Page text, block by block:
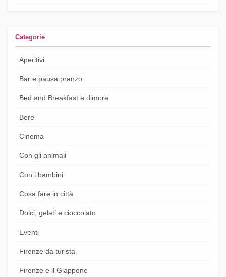
Categorie
Aperitivi
Bar e pausa pranzo
Bed and Breakfast e dimore
Bere
Cinema
Con gli animali
Con i bambini
Cosa fare in città
Dolci, gelati e cioccolato
Eventi
Firenze da turista
Firenze e il Giappone